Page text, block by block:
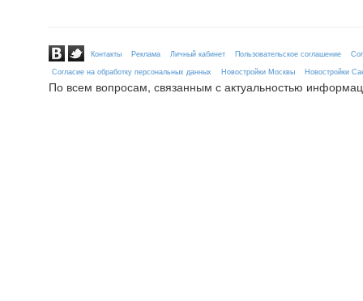
Контакты Реклама Личный кабинет Пользовательское соглашение
Согласие на обработку персональных данных
Новостройки Москвы Новостройки
По всем вопросам, связанным с актуальностью